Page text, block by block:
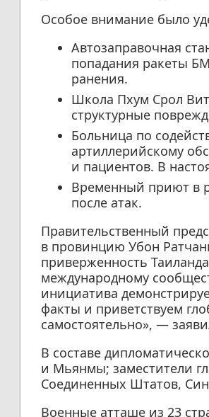
Особое внимание было
Автозаправочная
попадания ракеты
ранения.
Школа Пхум Срол
структурные
Больница по
артиллерийскому
и пациентов. В
Временный приют в
после атак.
Правительственный
в провинцию Убон
приверженность
международному
инициатива
факты и приветствуем
самостоятельно», —
В составе
и Мьянмы; заместители
Соединенных Штатов,
Военные атташе из 23